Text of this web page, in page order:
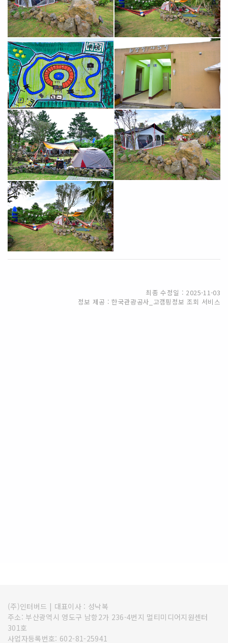
최종 수정일 : 2025-11-03
정보 제공 : 한국관광공사_고캠핑정보 조회 서비스
(주)인터버드 | 대표이사 : 성낙복
주소: 부산광역시 영도구 남항2가 236-4번지 멀티미디어지원센터
301호
사업자등록번호: 602-81-25941